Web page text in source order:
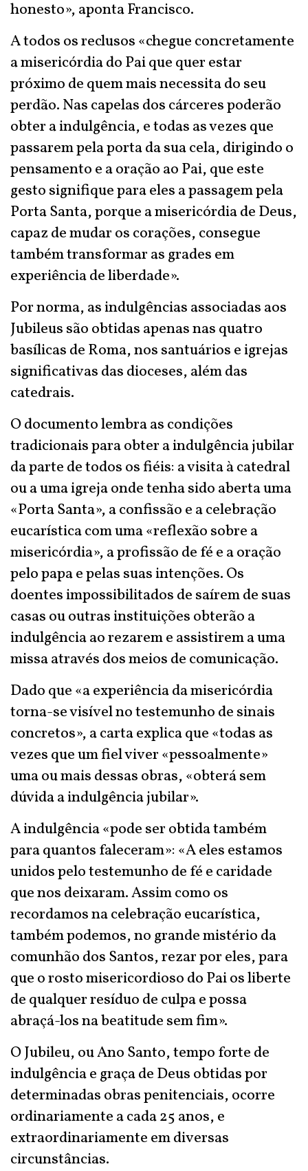
honesto», aponta Francisco.
A todos os reclusos «chegue concretamente
a misericórdia do Pai que quer estar
próximo de quem mais necessita do seu
perdão. Nas capelas dos cárceres poderão
obter a indulgência, e todas as vezes que
passarem pela porta da sua cela, dirigindo o
pensamento e a oração ao Pai, que este
gesto signifique para eles a passagem pela
Porta Santa, porque a misericórdia de Deus,
capaz de mudar os corações, consegue
também transformar as grades em
experiência de liberdade».
Por norma, as indulgências associadas aos
Jubileus são obtidas apenas nas quatro
basílicas de Roma, nos santuários e igrejas
significativas das dioceses, além das
catedrais.
O documento lembra as condições
tradicionais para obter a indulgência jubilar
da parte de todos os fiéis: a visita à catedral
ou a uma igreja onde tenha sido aberta uma
«Porta Santa», a confissão e a celebração
eucarística com uma «reflexão sobre a
misericórdia», a profissão de fé e a oração
pelo papa e pelas suas intenções. Os
doentes impossibilitados de saírem de suas
casas ou outras instituições obterão a
indulgência ao rezarem e assistirem a uma
missa através dos meios de comunicação.
Dado que «a experiência da misericórdia
torna-se visível no testemunho de sinais
concretos», a carta explica que «todas as
vezes que um fiel viver «pessoalmente»
uma ou mais dessas obras, «obterá sem
dúvida a indulgência jubilar».
A indulgência «pode ser obtida também
para quantos faleceram»: «A eles estamos
unidos pelo testemunho de fé e caridade
que nos deixaram. Assim como os
recordamos na celebração eucarística,
também podemos, no grande mistério da
comunhão dos Santos, rezar por eles, para
que o rosto misericordioso do Pai os liberte
de qualquer resíduo de culpa e possa
abraçá-los na beatitude sem fim».
O Jubileu, ou Ano Santo, tempo forte de
indulgência e graça de Deus obtidas por
determinadas obras penitenciais, ocorre
ordinariamente a cada 25 anos, e
extraordinariamente em diversas
circunstâncias.